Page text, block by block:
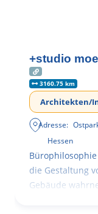
+studio
3160.75 km
Architekten/
Adresse:
Hessen
die Gestaltung
Gebäude